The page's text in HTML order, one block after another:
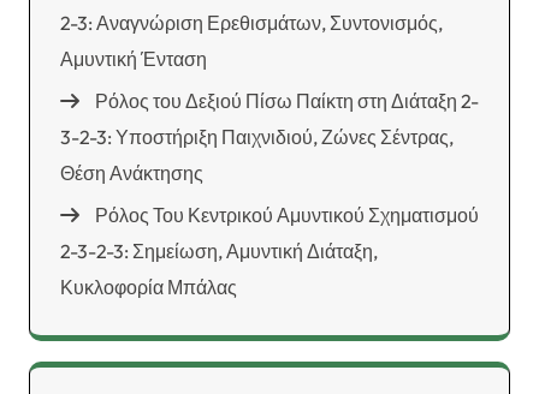
2-3: Αναγνώριση Ερεθισμάτων, Συντονισμός,
Αμυντική Ένταση
Ρόλος του Δεξιού Πίσω Παίκτη στη Διάταξη 2-
3-2-3: Υποστήριξη Παιχνιδιού, Ζώνες Σέντρας,
Θέση Ανάκτησης
Ρόλος Του Κεντρικού Αμυντικού Σχηματισμού
2-3-2-3: Σημείωση, Αμυντική Διάταξη,
Κυκλοφορία Μπάλας